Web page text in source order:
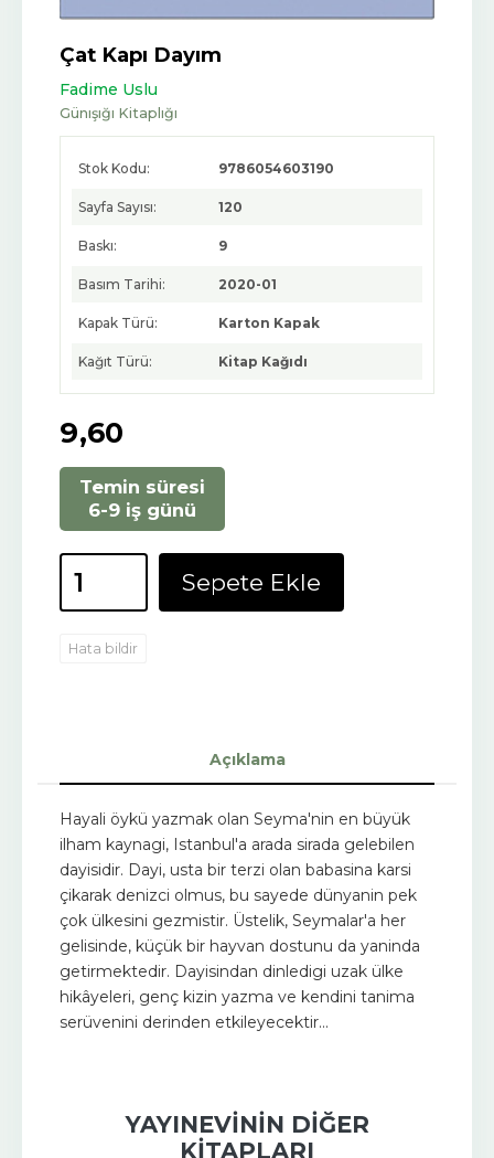
Çat Kapı Dayım
Fadime Uslu
Günışığı Kitaplığı
Stok Kodu: 9786054603190
Sayfa Sayısı: 120
Baskı: 9
Basım Tarihi: 2020-01
Kapak Türü: Karton Kapak
Kağıt Türü: Kitap Kağıdı
9,60
Temin süresi
6-9 iş günü
Sepete Ekle
Hata bildir
Açıklama
Hayali öykü yazmak olan Seyma'nin en büyük
ilham kaynagi, Istanbul'a arada sirada gelebilen
dayisidir. Dayi, usta bir terzi olan babasina karsi
çikarak denizci olmus, bu sayede dünyanin pek
çok ülkesini gezmistir. Üstelik, Seymalar'a her
gelisinde, küçük bir hayvan dostunu da yaninda
getirmektedir. Dayisindan dinledigi uzak ülke
hikâyeleri, genç kizin yazma ve kendini tanima
serüvenini derinden etkileyecektir...
YAYINEVININ DIĞER
KITAPLARI